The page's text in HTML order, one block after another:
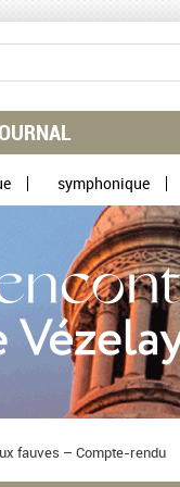
symphonique
fauves – Compte-rendu